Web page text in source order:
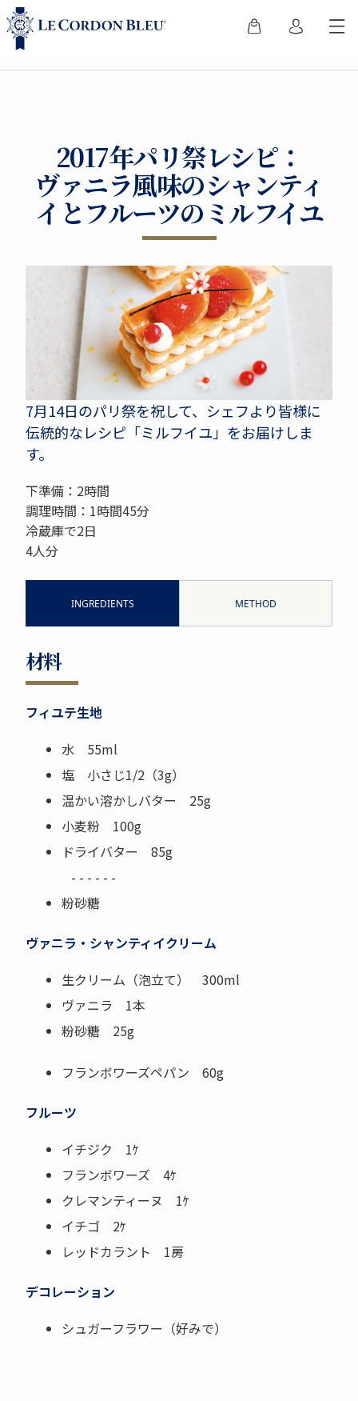
2017年パリ祭レシピ：
ヴァニラ風味のシャンティ
イとフルーツのミルフイユ
7月14日のパリ祭を祝して、シェフより皆様に
伝統的なレシピ「ミルフイユ」をお届けしま
す。
下準備：2時間
調理時間：1時間45分
冷蔵庫で2日
4人分
INGREDIENTS METHOD
材料
フィユテ生地
水 55ml
塩 小さじ1/2（3g）
温かい溶かしバター 25g
小麦粉 100g
ドライバター 85g
- - - - - -
粉砂糖
ヴァニラ・シャンティイクリーム
生クリーム（泡立て） 300ml
ヴァニラ 1本
粉砂糖 25g
フランボワーズペパン 60g
フルーツ
イチジク 1ｹ
フランボワーズ 4ｹ
クレマンティーヌ 1ｹ
イチゴ 2ｹ
レッドカラント 1房
デコレーション
シュガーフラワー（好みで）